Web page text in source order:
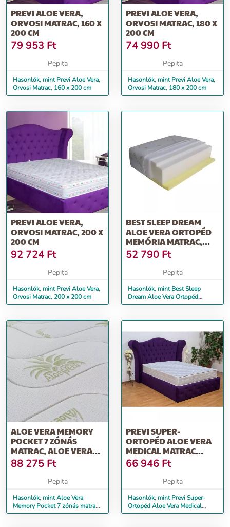
PREVI ALOE VERA,
ORVOSI MATRAC, 160 X
200 CM
79 953 Ft
Pepita
Hasonlók, mint Previ Aloe Vera,
Orvosi Matrac, 160 x 200 cm
PREVI ALOE VERA,
ORVOSI MATRAC, 180 X
200 CM
74 990 Ft
Pepita
Hasonlók, mint Previ Aloe Vera,
Orvosi Matrac, 180 x 200 cm
PREVI ALOE VERA,
ORVOSI MATRAC, 200 X
200 CM
92 724 Ft
Pepita
Hasonlók, mint Previ Aloe Vera,
Orvosi Matrac, 200 x 200 cm
BEST SLEEP DREAM
ALOE VERA ORTOPÉD
MEMÓRIA MATRAC,
ALOE VERA TERÁ...
52 790 Ft
Pepita
Hasonlók, mint Best Sleep
Dream Aloe Vera Ortopéd
Memória Matrac, aloe vera terá...
ALOE VERA MEMORY
POCKET 7 ZÓNÁS
MATRAC, ALOE VERA
HUZAT, SUPER OR...
88 275 Ft
Pepita
Hasonlók, mint Aloe Vera
Memory Pocket 7 zónás matrac,
Aloe Vera huzat, Super Or...
PREVI SUPER-
ORTOPÉD ALOE VERA
MEDICAL MATRAC
HATÁSÚ ANYAG,
ANTIBA...
66 946 Ft
Pepita
Hasonlók, mint Previ Super-
Ortopéd Aloe Vera Medical
Matrac hatású anyag, antiba...